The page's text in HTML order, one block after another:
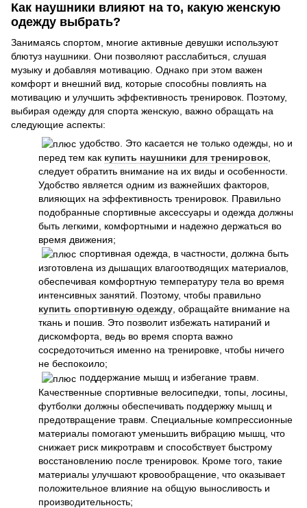
Как наушники влияют на то, какую женскую
одежду выбрать?
Занимаясь спортом, многие активные девушки используют
блютуз наушники. Они позволяют расслабиться, слушая
музыку и добавляя мотивацию. Однако при этом важен
комфорт и внешний вид, которые способны повлиять на
мотивацию и улучшить эффективность тренировок. Поэтому,
выбирая одежду для спорта женскую, важно обращать на
следующие аспекты:
удобство. Это касается не только одежды, но и
перед тем как купить наушники для тренировок
следует обратить внимание на их виды и особенности.
Удобство является одним из важнейших факторов,
влияющих на эффективность тренировок. Правильно
подобранные спортивные аксессуары и одежда должны
быть легкими, комфортными и надежно держаться во
время движения;
спортивная одежда, в частности, должна быть
изготовлена из дышащих влагоотводящих материалов,
обеспечивая комфортную температуру тела во время
интенсивных занятий. Поэтому, чтобы правильно
купить спортивную одежду, обращайте внимание на
ткань и пошив. Это позволит избежать натираний и
дискомфорта, ведь во время спорта важно
сосредоточиться именно на тренировке, чтобы ничего
не беспокоило;
поддержание мышц и избегание травм.
Качественные спортивные велосипедки, топы, лосины,
футболки должны обеспечивать поддержку мышц и
предотвращение травм. Специальные компрессионные
материалы помогают уменьшить вибрацию мышц, что
снижает риск микротравм и способствует быстрому
восстановлению после тренировок. Кроме того, такие
материалы улучшают кровообращение, что оказывает
положительное влияние на общую выносливость и
производительность;